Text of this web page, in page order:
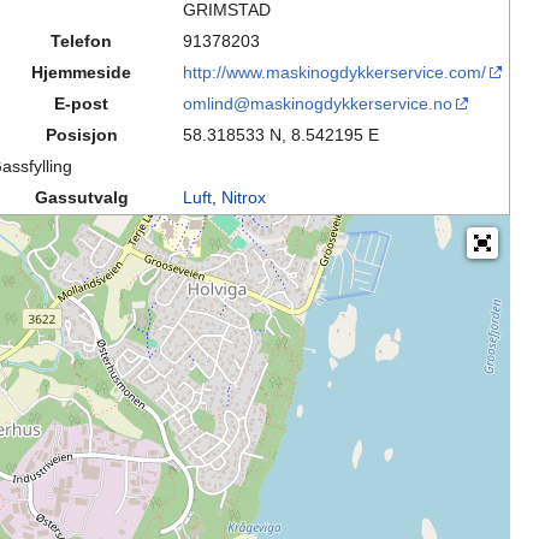
GRIMSTAD
Telefon
91378203
Hjemmeside
http://www.maskinogdykkerservice.com/
E-post
omlind@maskinogdykkerservice.no
Posisjon
58.318533 N, 8.542195 E
Gassutvalg
Luft, Nitrox